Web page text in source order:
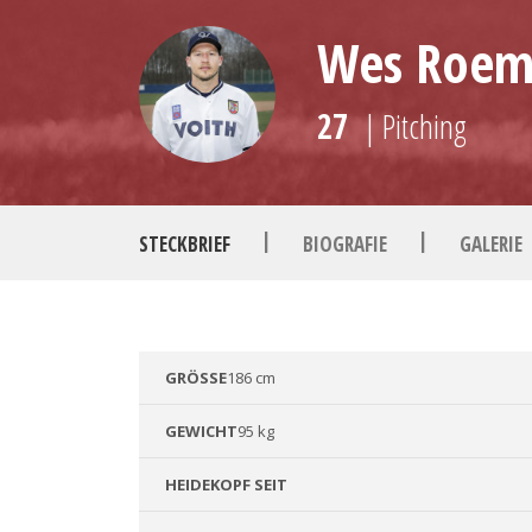
Wes
27 | Pitching
STECKBRIEF | BIOGRAFIE | GALERIE
GRÖSSE 186 cm
GEWICHT95 kg
HEIDEKOPF SEIT